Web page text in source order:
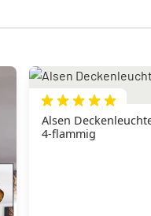
Alsen
4-flammig